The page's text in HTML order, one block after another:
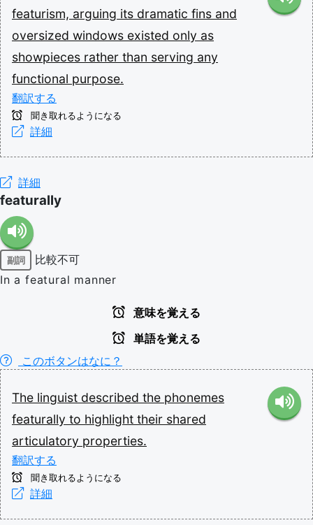
featurism, arguing its dramatic fins and
oversized windows existed only as
showpieces rather than serving any
functional purpose.
翻訳する
聞き取れるようになる
詳細
詳細
featurally
副詞
比較不可
In a featural manner
意味を覚える
単語を覚える
このボタンはなに？
The linguist described the phonemes
featurally to highlight their shared
articulatory properties.
翻訳する
聞き取れるようになる
詳細